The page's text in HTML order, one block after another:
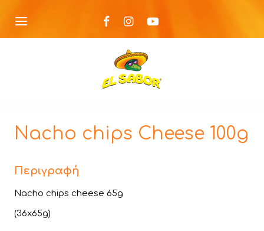
Nacho chips Cheese 100g
Περιγραφή
Nacho chips cheese 65g
(36x65g)